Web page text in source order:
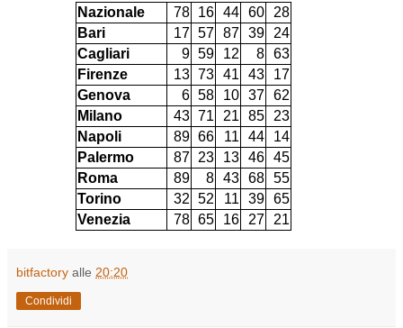
Nazionale
78 16 44 60
28
Bari
17 57 87 39
24
Cagliari
9 59 12 8 63
Firenze
13 73 41 43
17
Genova
6 58 10 37 62
Milano
43 71 21 85
23
Napoli
89 66 11 44
14
Palermo
87 23 13 46 45
Roma
89 8 43 68 55
Torino
32 52 11 39 65
Venezia
78 65 16 27 21
bitfactory alle 20:20
Condividi